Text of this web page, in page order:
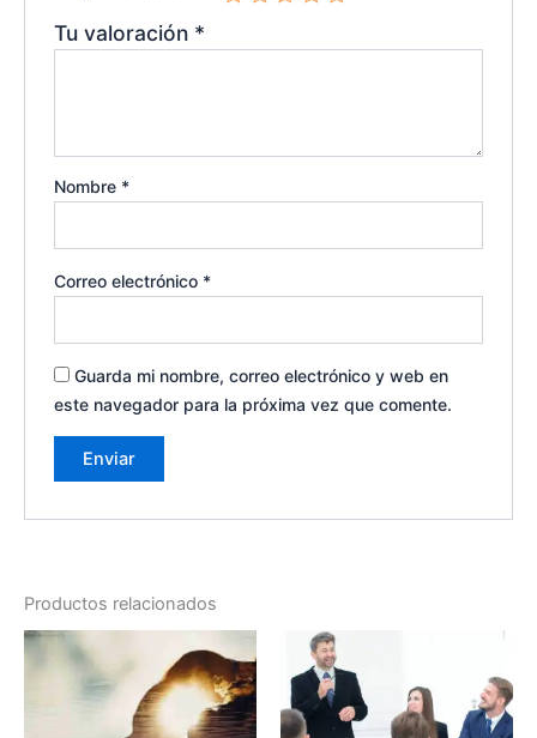
Tu valoración *
Nombre *
Correo electrónico *
Guarda mi nombre, correo electrónico y web en
este navegador para la próxima vez que comente.
Productos relacionados